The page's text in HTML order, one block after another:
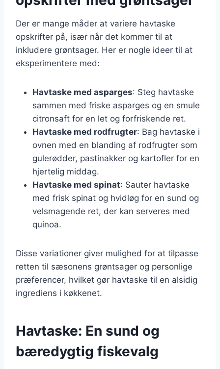
Der er mange måder at variere havtaske
opskrifter på, især når det kommer til at
inkludere grøntsager. Her er nogle ideer til at
eksperimentere med:
Havtaske med asparges: Steg havtaske
sammen med friske asparges og en smule
citronsaft for en let og forfriskende ret.
Havtaske med rodfrugter: Bag havtaske i
ovnen med en blanding af rodfrugter som
gulerødder, pastinakker og kartofler for en
hjertelig middag.
Havtaske med spinat: Sauter havtaske
med frisk spinat og hvidløg for en sund og
velsmagende ret, der kan serveres med
quinoa.
Disse variationer giver mulighed for at tilpasse
retten til sæsonens grøntsager og personlige
præferencer, hvilket gør havtaske til en alsidig
ingrediens i køkkenet.
Havtaske: En sund og
bæredygtig fiskevalg